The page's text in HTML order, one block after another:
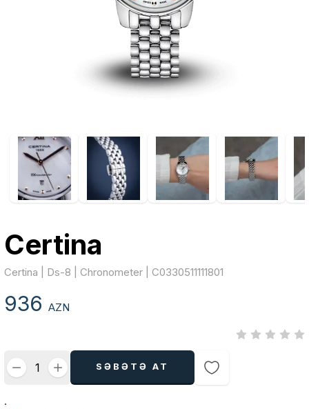
Certina
Certina | Ds-8 | Chronometer | C0330511111801
936AZN
SƏBƏTƏ AT
.